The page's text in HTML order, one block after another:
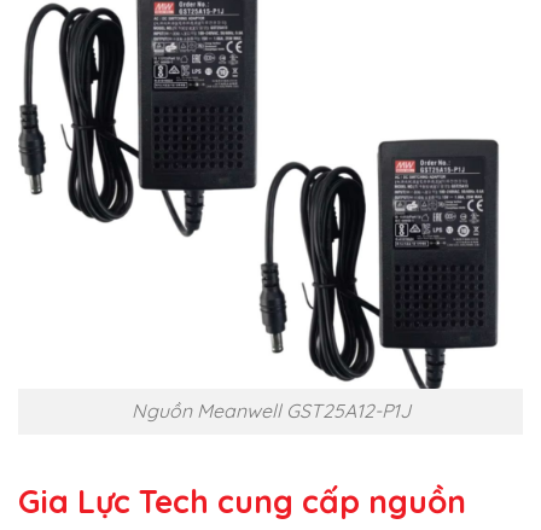
Nguồn Meanwell GST25A12-P1J
Gia Lực Tech cung cấp nguồn